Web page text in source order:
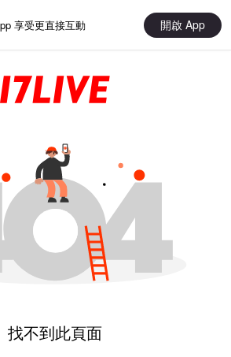
享受更直接互動 開啟 App
找不到此頁面